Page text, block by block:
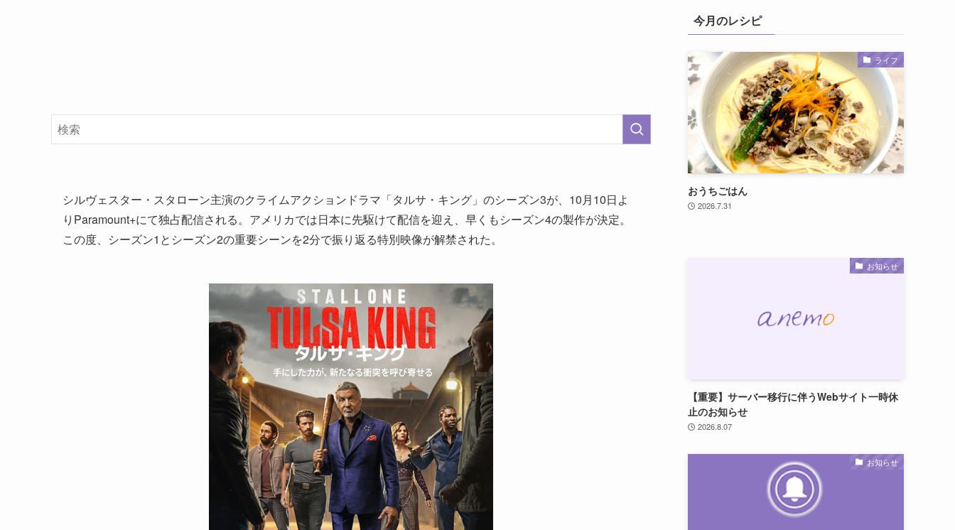
シルヴェスター・スタローン主演のクライムアクションドラマ「タルサ・キング」のシーズン3が、10月10日よ
りParamount+にて独占配信される。アメリカでは日本に先駆けて配信を迎え、早くもシーズン4の製作が決定。
この度、シーズン1とシーズン2の重要シーンを2分で振り返る特別映像が解禁された。
今月のレシピ
ライフ
おうちごはん
2026.7.31
お知らせ
【重要】サーバー移行に伴うWebサイト一時休
止のお知らせ
2026.8.07
お知らせ